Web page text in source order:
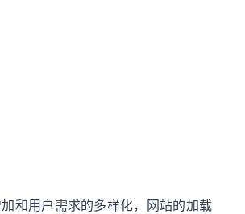
和用户需求的多样化，网站的加载